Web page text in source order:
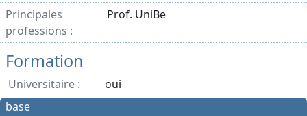
Principales
professions :
Prof. UniBe
Formation
Universitaire :
oui
base